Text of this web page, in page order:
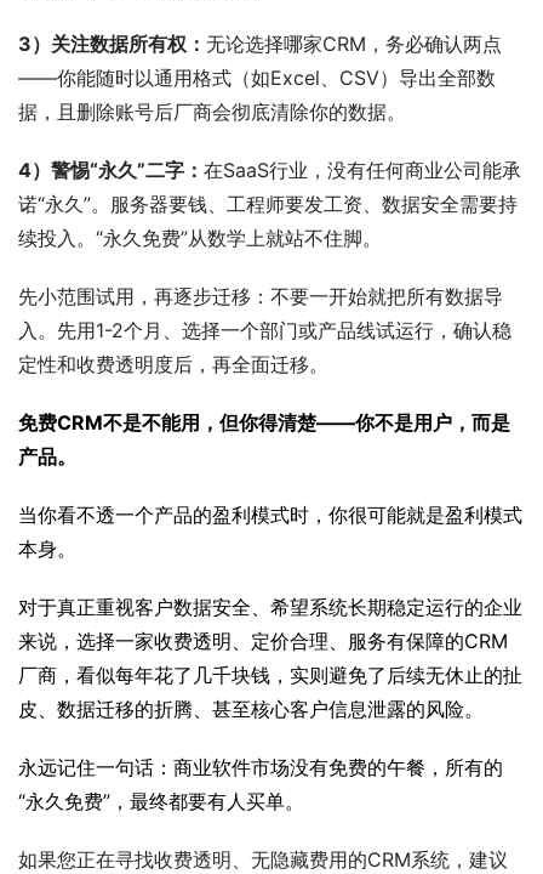
3）关注数据所有权： 无论选择哪家CRM，务必确认两点
——你能随时以通用格式（如Excel、CSV）导出全部数
据，且删除账号后厂商会彻底清除你的数据。
4）警惕“永久”二字： 在SaaS行业，没有任何商业公司能承
诺“永久”。服务器要钱、工程师要发工资、数据安全需要持
续投入。“永久免费”从数学上就站不住脚。
先小范围试用，再逐步迁移：不要一开始就把所有数据导
入。先用1-2个月、选择一个部门或产品线试运行，确认稳
定性和收费透明度后，再全面迁移。
免费CRM不是不能用，但你得清楚——你不是用户，而是
产品。
当你看不透一个产品的盈利模式时，你很可能就是盈利模式
本身。
对于真正重视客户数据安全、希望系统长期稳定运行的企业
来说，选择一家收费透明、定价合理、服务有保障的CRM
厂商，看似每年花了几千块钱，实则避免了后续无休止的扯
皮、数据迁移的折腾、甚至核心客户信息泄露的风险。
永远记住一句话：商业软件市场没有免费的午餐，所有的
“永久免费”，最终都要有人买单。
如果您正在寻找收费透明、无隐藏费用的CRM系统，建议